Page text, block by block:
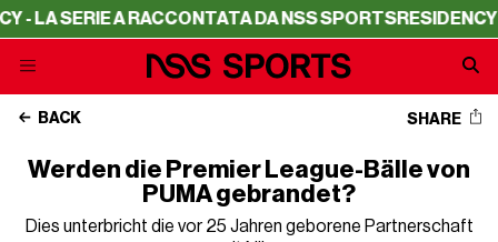
A RACCONTATA DA NSS SPORTSRESIDENCY - LA
BACK SHARE
Werden die Premier League-Bälle von
PUMA gebrandet?
Dies unterbricht die vor 25 Jahren geborene Partnerschaft